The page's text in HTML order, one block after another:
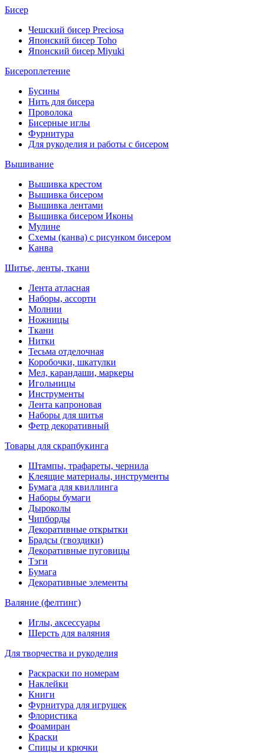
Бисер
Чешский бисер Preciosa
Японский бисер Toho
Японский бисер Miyuki
Бисероплетение
Бусины
Нить для бисера
Проволока
Бисерные иглы
Фурнитура
Для рукоделия и работы с бисером
Вышивание
Вышивка крестом
Вышивка бисером
Вышивка лентами
Вышивка бисером Иконы
Мулине
Схемы (канва) с рисунком бисером
Канва
Шитье, ленты, ткани
Лента атласная
Наборы, ассорти
Молнии
Ножницы
Ткани
Нитки
Тесьма отделочная
Коробочки, шкатулки
Мел, карандаши, маркеры
Игольницы
Инструменты
Лента капроновая
Наборы для шитья
Фетр декоративный
Товары для скрапбукинга
Штампы, трафареты, чернила
Клеящие материалы, инструменты
Бумага для квиллинга
Наборы бумаги
Дыроколы
Чипборды
Декоративные открытки
Брадсы (гвоздики)
Декоративные пуговицы
Тэги
Бумага
Декоративные элементы
Валяние (фелтинг)
Иглы, аксессуары
Шерсть для валяния
Для творчества и рукоделия
Раскраски по номерам
Наклейки
Книги
Фурнитура для игрушек
Флористика
Фоамиран
Краски
Спицы и крючки